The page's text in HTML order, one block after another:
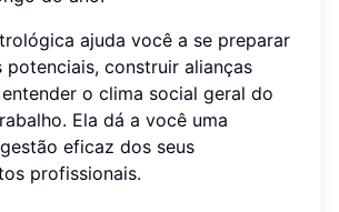
ajuda você a se preparar
construir alianças
o clima social geral do
Ela dá a você uma
eficaz dos seus
profissionais.